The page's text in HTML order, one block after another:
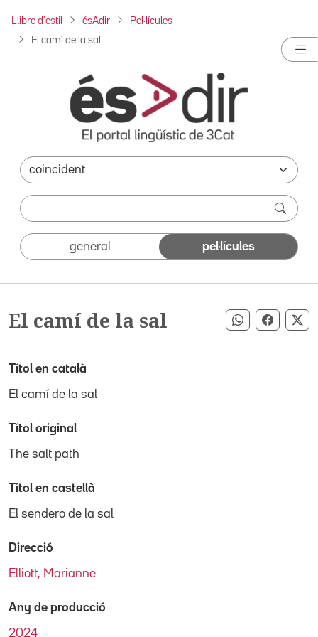
Llibre d'estil ésAdir Pel·lícules
El camí de la sal
general pel·lícules
El camí de la sal Compartir
Títol en català
El camí de la sal
Títol original
The salt path
Títol en castellà
El sendero de la sal
Direcció
Elliott, Marianne
Any de producció
2024